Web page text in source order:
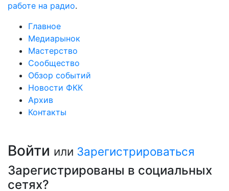
работе на радио.
Главное
Медиарынок
Мастерство
Сообщество
Обзор событий
Новости ФКК
Архив
Контакты
Войти или Зарегистрироваться
Зарегистрированы в социальных
сетях?